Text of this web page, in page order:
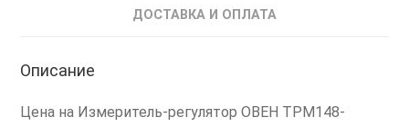
ДОСТАВКА И ОПЛАТА
Описание
Цена на Измеритель-регулятор ОВЕН ТРМ148-